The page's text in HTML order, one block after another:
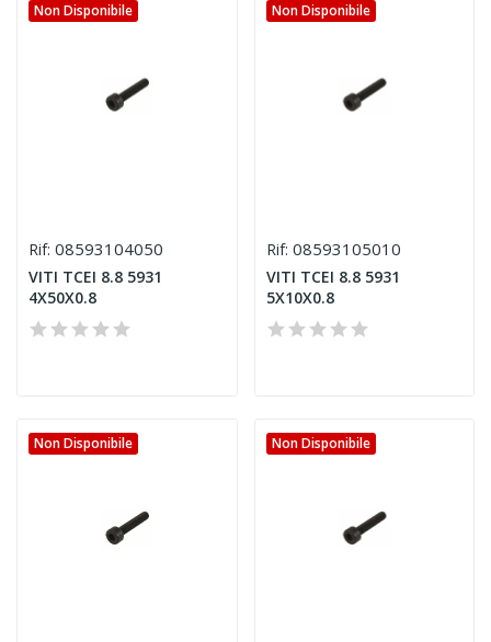
Non Disponibile
Rif: 08593104050
VITI TCEI 8.8 5931
4X50X0.8
Non Disponibile
Rif: 08593105010
VITI TCEI 8.8 5931
5X10X0.8
Non Disponibile Non Disponibile